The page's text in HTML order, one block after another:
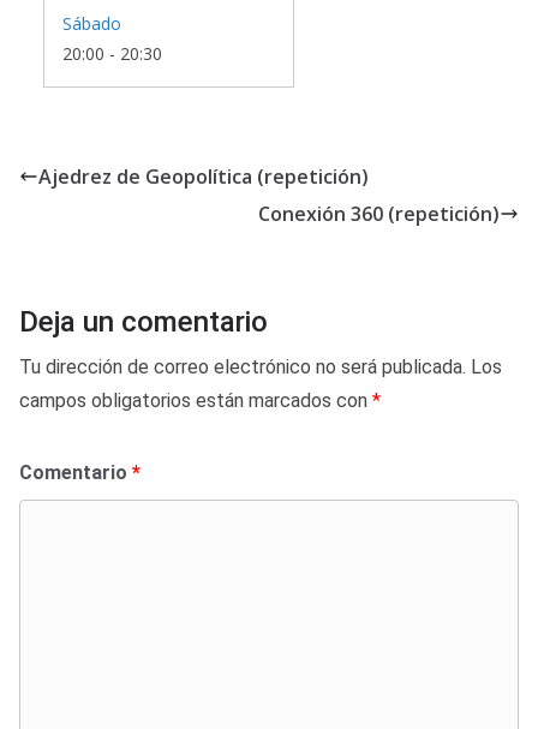
Sábado
20:00 - 20:30
Ajedrez de Geopolítica (repetición)
Conexión 360 (repetición)
Deja un comentario
Tu dirección de correo electrónico no será publicada. Los
campos obligatorios están marcados con *
Comentario *